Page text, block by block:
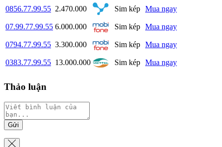
0856.77.99.55 2.470.000 Sim kép Mua ngay
07.99.77.99.55 6.000.000 Sim kép Mua ngay
0794.77.99.55 3.300.000 Sim kép Mua ngay
0383.77.99.55 13.000.000 Sim kép Mua ngay
Thảo luận
Gửi